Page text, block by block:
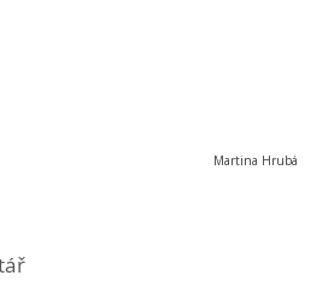
Martina Hrubá